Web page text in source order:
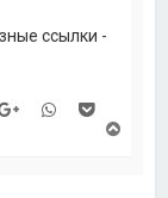
ссылки -